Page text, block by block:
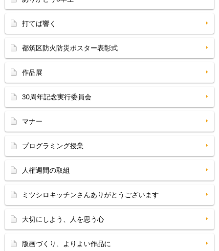
打てば響く
都筑区防火防災ポスター表彰式
作品展
30周年記念実行委員会
マナー
プログラミング授業
人権週間の取組
ミツシロキッチンさんありがとうございます
大切にしよう、人を思う心
版画づくり、よりよい作品に